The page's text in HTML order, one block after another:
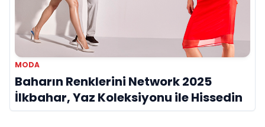
MODA
Baharın Renklerini Network 2025
İlkbahar, Yaz Koleksiyonu ile Hissedin